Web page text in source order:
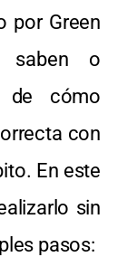
por Green
saben o
de cómo
con
En este
sin
pasos: